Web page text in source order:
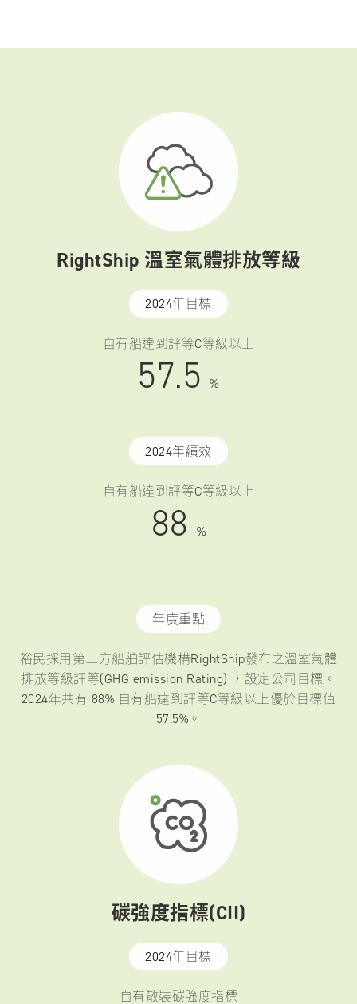
RightShip 溫室氣體排放等級
2024年目標
自有船達到評等C等級以上
57.5 %
2024年績效
自有船達到評等C等級以上
88 %
年度重點
裕民採用第三方船舶評估機構RightShip發布之溫室氣體
排放等級評等(GHG emission Rating) ，設定公司目標。
2024年共有 88% 自有船達到評等C等級以上優於目標值
57.5%。
碳強度指標(CII)
2024年目標
自有散裝碳強度指標